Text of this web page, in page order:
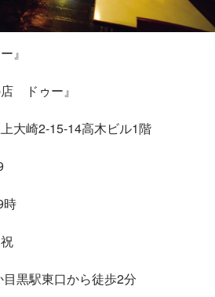
』
ドゥー』
大崎2-15-14高木ビル1階
時
目黒駅東口から徒歩2分